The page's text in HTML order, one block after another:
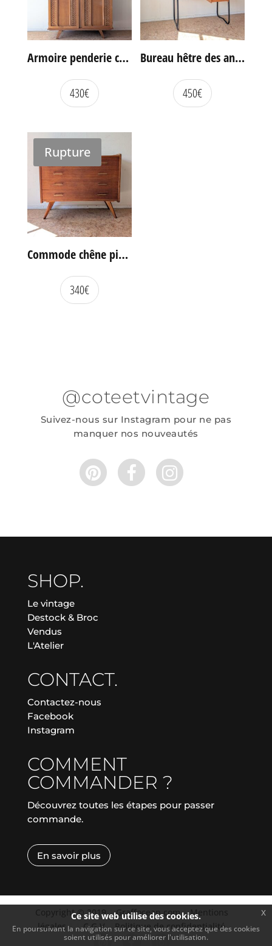
Armoire penderie chêne et rotin des années 60
430€
Bureau hêtre des années 60
450€
Rupture
Commode chêne pieds compas vintage
340€
@coteetvintage
Suivez-nous sur Instagram pour ne pas
manquer nos nouveautés
SHOP.
Le vintage
Destock & Broc
Vendus
L'Atelier
CONTACT.
Contactez-nous
Facebook
Instagram
COMMENT
COMMANDER ?
Découvrez toutes les étapes pour passer
commande.
En savoir plus
Copyright © 2019| Graffocean.com | Mentions
légales | | C.G.V. |Politique de confidentialité
Ce site web utilise des cookies.
En poursuivant la navigation sur ce site, vous acceptez que des cookies
soient utilisés pour améliorer l'utilisation.
x